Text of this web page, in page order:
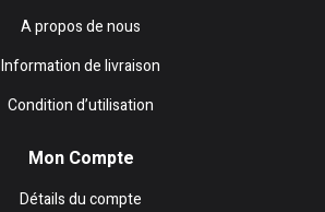
A propos de nous
Information de livraison
Condition d’utilisation
Mon Compte
Détails du compte